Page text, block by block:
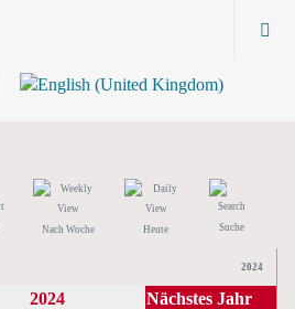
Nach Woche Heute Suche
2024
2024
Nächstes Jahr